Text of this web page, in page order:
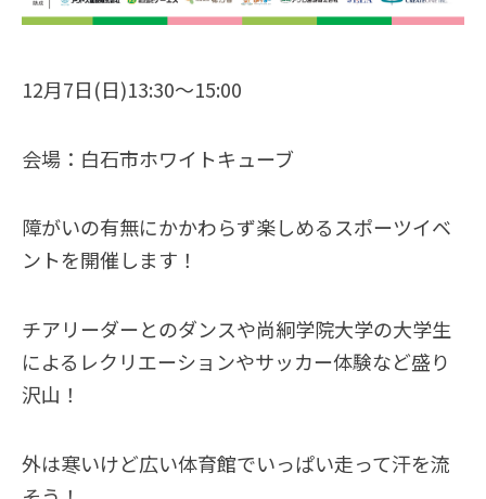
12月7日(日)13:30〜15:00
会場：白石市ホワイトキューブ
障がいの有無にかかわらず楽しめるスポーツイベ
ントを開催します！
チアリーダーとのダンスや尚絅学院大学の大学生
によるレクリエーションやサッカー体験など盛り
沢山！
外は寒いけど広い体育館でいっぱい走って汗を流